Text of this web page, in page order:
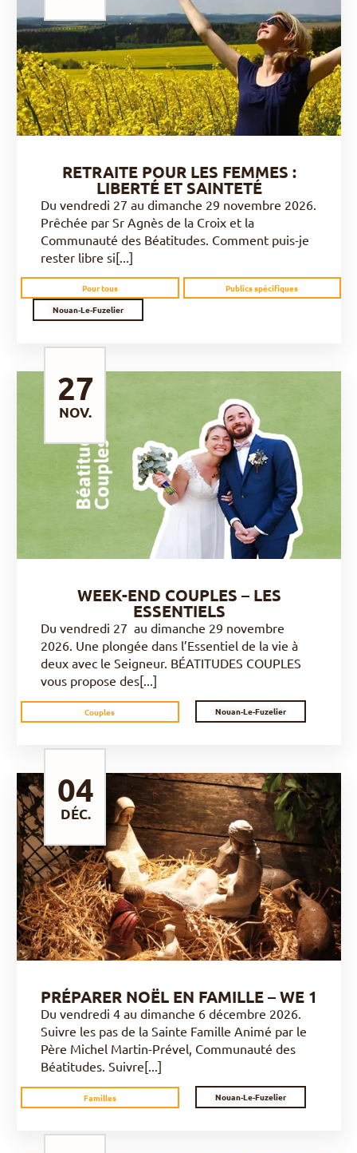
DÉCOUVRIR
RETRAITE POUR LES FEMMES :
LIBERTÉ ET SAINTETÉ
Du vendredi 27 au dimanche 29 novembre 2026.
Prêchée par Sr Agnès de la Croix et la
Communauté des Béatitudes. Comment puis-je
rester libre si[...]
Pour tous
Publics spécifiques
Nouan-Le-Fuzelier
NOV.
DÉCOUVRIR
WEEK-END COUPLES – LES
ESSENTIELS
Du vendredi 27 au dimanche 29 novembre
2026. Une plongée dans l’Essentiel de la vie à
deux avec le Seigneur. BÉATITUDES COUPLES
vous propose des[...]
Couples Nouan-Le-Fuzelier
27
DÉC.
DÉCOUVRIR
PRÉPARER NOËL EN FAMILLE – WE 1
Du vendredi 4 au dimanche 6 décembre 2026.
Suivre les pas de la Sainte Famille Animé par le
Père Michel Martin-Prével, Communauté des
Béatitudes. Suivre[...]
Familles Nouan-Le-Fuzelier
04